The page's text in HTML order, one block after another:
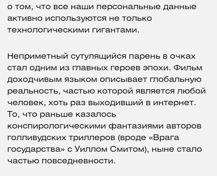
о том, что все наши персональные данные
активно используются не только
технологическими гигантами.
Неприметный сутулящийся парень в очках
стал одним из главных героев эпохи. Фильм
доходчивым языком описывает глобальную
реальность, частью которой является любой
человек, хоть раз выходивший в интернет.
То, что раньше казалось
конспирологическими фантазиями авторов
голливудских триллеров (вроде «Врага
государства» с Уиллом Смитом), ныне стало
частью повседневности.